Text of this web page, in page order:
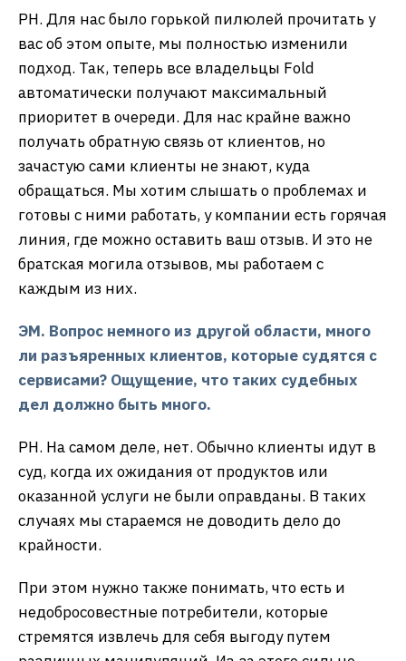
РН. Для нас было горькой пилюлей прочитать у
вас об этом опыте, мы полностью изменили
подход. Так, теперь все владельцы Fold
автоматически получают максимальный
приоритет в очереди. Для нас крайне важно
получать обратную связь от клиентов, но
зачастую сами клиенты не знают, куда
обращаться. Мы хотим слышать о проблемах и
готовы с ними работать, у компании есть горячая
линия, где можно оставить ваш отзыв. И это не
братская могила отзывов, мы работаем с
каждым из них.
ЭМ. Вопрос немного из другой области, много
ли разъяренных клиентов, которые судятся с
сервисами? Ощущение, что таких судебных
дел должно быть много.
РН. На самом деле, нет. Обычно клиенты идут в
суд, когда их ожидания от продуктов или
оказанной услуги не были оправданы. В таких
случаях мы стараемся не доводить дело до
крайности.
При этом нужно также понимать, что есть и
недобросовестные потребители, которые
стремятся извлечь для себя выгоду путем